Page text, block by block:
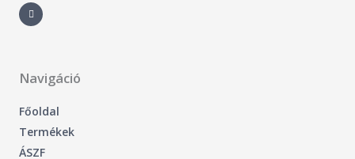
a
c
e
-
f
Navigáció
Főoldal
Termékek
ÁSZF